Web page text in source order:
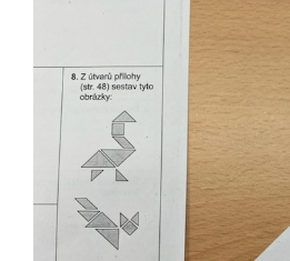
Image